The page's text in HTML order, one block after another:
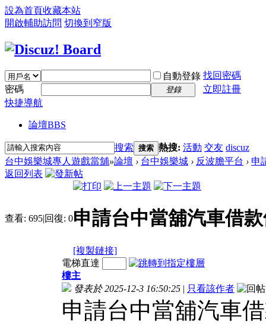
設為首頁收藏本站
開啟輔助訪問 切換到窄版
自動登錄 找回密碼
密碼
登錄
立即註冊
快捷導航
論壇BBS
搜索 搜索 熱搜: 活動 交友 discuz
台中娛樂城專人遊戲當舖»論壇 › 台中娛樂城 › 反波膽平台 › 申
返回列表
查看: 695|回復: 0申請台中當舖汽車借
[複製鏈接]
電梯直達
樓主
發表於 2025-12-3 16:50:25 | 只看該作者
申請台中當舖汽車